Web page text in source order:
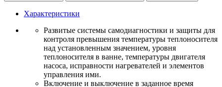
Характеристики
Развитые системы самодиагностики и защиты для
контроля превышения температуры теплоносителя
над установленным значением, уровня
теплоносителя в ванне, температуры двигателя
насоса, исправности нагревателей и элементов
управления ими.
Включение и выключение в заданное время